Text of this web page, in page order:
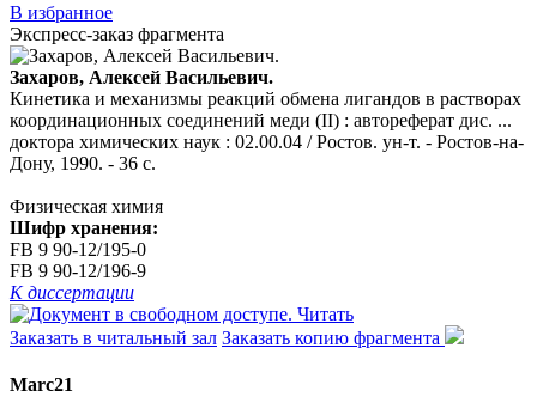
В избранное
Экспресс-заказ фрагмента
Захаров, Алексей Васильевич.
Кинетика и механизмы реакций обмена лигандов в растворах
координационных соединений меди (II) : автореферат дис. ...
доктора химических наук : 02.00.04 / Ростов. ун-т. - Ростов-на-
Дону, 1990. - 36 с.
Физическая химия
Шифр хранения:
FB 9 90-12/195-0
FB 9 90-12/196-9
К диссертации
Читать
Заказать в читальный зал Заказать копию фрагмента
Marc21